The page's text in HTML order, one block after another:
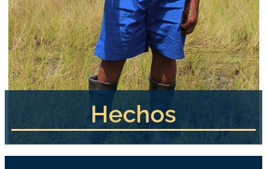
Hechos